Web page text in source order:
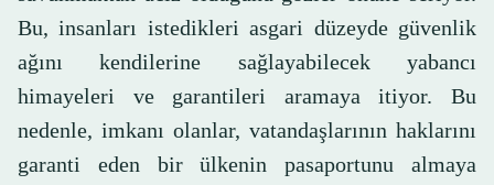
Bu, insanları istedikleri asgari düzeyde güvenlik
ağını kendilerine sağlayabilecek yabancı
himayeleri ve garantileri aramaya itiyor. Bu
nedenle, imkanı olanlar, vatandaşlarının haklarını
garanti eden bir ülkenin pasaportunu almaya